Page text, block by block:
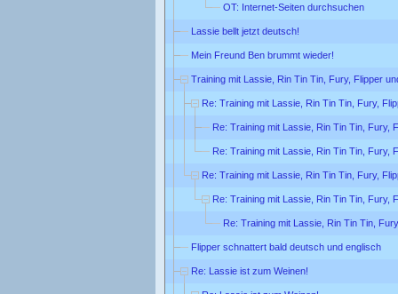
OT: Internet-Seiten durchsuchen
Lassie bellt jetzt deutsch!
Mein Freund Ben brummt wieder!
Training mit Lassie, Rin Tin Tin, Fury, Flipper
Re: Training mit Lassie, Rin Tin Tin, Fury,
Re: Training mit Lassie, Rin Tin Tin, Fury,
Re: Training mit Lassie, Rin Tin Tin, Fury,
Re: Training mit Lassie, Rin Tin Tin, Fury,
Re: Training mit Lassie, Rin Tin Tin, Fury,
Re: Training mit Lassie, Rin Tin Tin,
Flipper schnattert bald deutsch und englisch
Re: Lassie ist zum Weinen!